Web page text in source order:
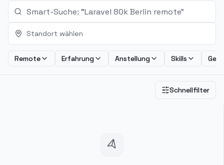
Standort wählen
Remote Erfahrung Anstellung Skills
Schnellfilter